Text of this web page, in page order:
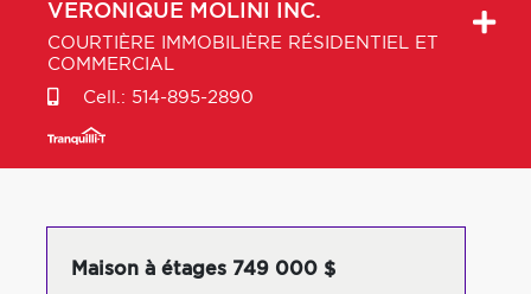
VERONIQUE MOLINI INC.
COURTIÈRE IMMOBILIÈRE RÉSIDENTIEL ET
COMMERCIAL
Cell.: 514-895-2890
Maison à étages 749 000 $